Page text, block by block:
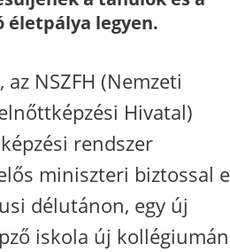
életpálya legyen.
az NSZFH (Nemzeti
Hivatal)
rendszer
miniszteri biztossal
délutánon, egy új
iskola új